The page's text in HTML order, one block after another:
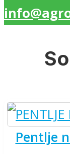
pentlje na poteg 48mm 20kos –